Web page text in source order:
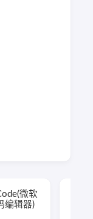
微软
编辑器)